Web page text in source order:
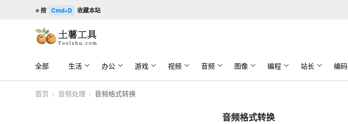
⭐ 按 Cmd+D 收藏本站
全部 生活 办公 游戏 视频 音频 图像 编程 站长 编码
首页 › 音频处理 › 音频格式转换
音频格式转换